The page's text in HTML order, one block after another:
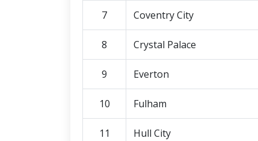
7 Coventry City
8 Crystal Palace
9 Everton
10 Fulham
11 Hull City